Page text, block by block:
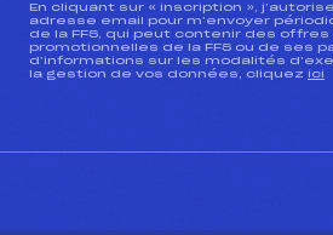
En cliquant sur « inscription »,
adresse email pour m’envoyer
de la FFS, qui peut contenir des
promotionnelles de la FFS ou de ses
d’informations sur les modalités
la gestion de vos données, cliquez ici